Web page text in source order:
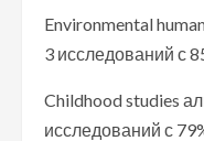
Environmental
3 исследований с
Childhood studies
исследований с